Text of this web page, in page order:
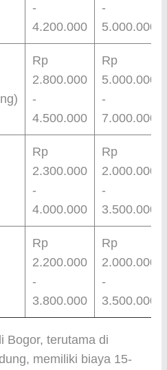
-
4.200.000
-
5.000.000
Rp
2.800.000
-
4.500.000
Rp
5.000.000
-
7.000.000
Rp
2.300.000
-
4.000.000
Rp
2.000.000
-
3.500.000
Rp
2.200.000
-
3.800.000
Rp
2.000.000
-
3.500.000
Bogor, terutama di
memiliki biaya 15-